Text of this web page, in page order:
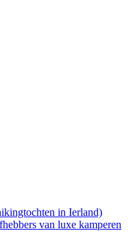
in Ierland)
van luxe kamperen